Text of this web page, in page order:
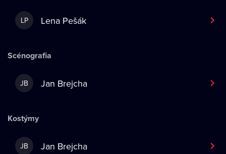
LP Lena Pešák
Scénografia
JB Jan Brejcha
Kostýmy
JB Jan Brejcha